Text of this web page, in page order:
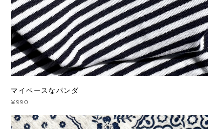
マイペースなパンダ
¥990